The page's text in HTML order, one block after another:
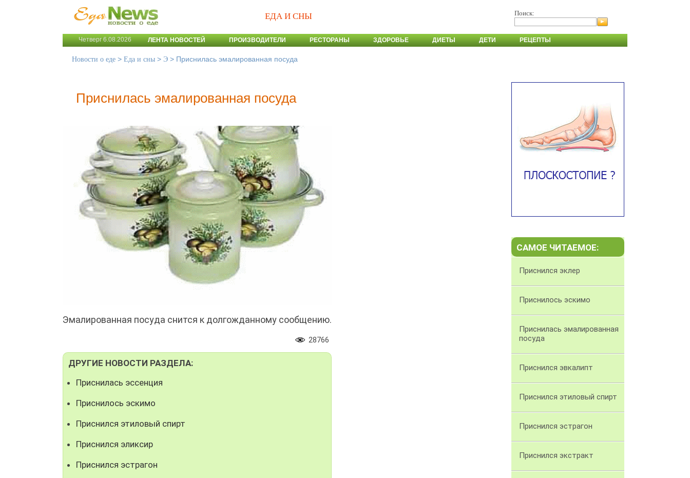
ЕДА И СНЫ Поиск:
Четверг 6.08.2026 ЛЕНТА НОВОСТЕЙ ПРОИЗВОДИТЕЛИ РЕСТОРАНЫ ЗДОРОВЬЕ ДИЕТЫ ДЕТИ РЕЦЕПТЫ
Новости о еде > Еда и сны > Э > Приснилась эмалированная посуда
Приснилась эмалированная посуда
Эмалированная посуда снится к долгожданному сообщению.
28766
ДРУГИЕ НОВОСТИ РАЗДЕЛА:
Приснилась эссенция
Приснилось эскимо
Приснился этиловый спирт
Приснился эликсир
Приснился эстрагон
САМОЕ ЧИТАЕМОЕ:
Приснился эклер
Приснилось эскимо
Приснилась эмалированная
посуда
Приснился эвкалипт
Приснился этиловый спирт
Приснился эстрагон
Приснился экстракт